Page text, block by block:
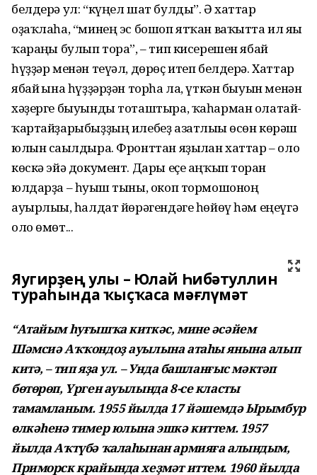
белдерә ул: “күңел шат булды”. Ә хаттар
оҙаҡлаһа, “минең эс бошоп ятҡан ваҡытта ил яғы
ҡараңғы булып тора”, – тип кисерешен ябай
һүҙҙәр менән теүәл, дөрөҫ итеп белдерә. Хаттар
ябай ғына һүҙҙәрҙән торһа ла, үткән быуын менән
хәҙерге быуынды тоташтыра, ҡаһарман олатай-
ҡартайҙарыбыҙҙың илебеҙ азатлығы өсөн көрәш
юлын сағылдыра. Фронттан яҙылған хаттар – оло
көскә эйә документ. Дары еҫе аңҡып торған
юлдарҙа – һуғыш тыны, окоп тормошоноң
ауырлығы, һалдат йөрәгендәге һөйөү һәм еңеүгә
оло өмөт...
Яугирҙең улы – Юлай Һибәтуллин
тураһында ҡыҫҡаса мәғлүмәт
“Атайым һуғышҡа киткәс, мине әсәйем
Шәмсиә Аҡҡондоҙ ауылына атаһы янына алып
китә, – тип яҙа ул. – Унда башланғыс мәктәп
бөтөрөп, Үрген ауылында 8-се класты
тамамланым. 1955 йылда 17 йәшемдә Ырымбур
өлкәһенә тимер юлына эшкә киттем. 1957
йылда Аҡтүбә ҡалаһынан армияға алындым,
Приморск крайында хеҙмәт иттем. 1960 йылда